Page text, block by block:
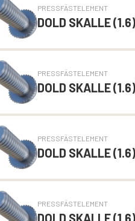
PRESSFÄSTELEMENT
DOLD SKALLE (1.6)
PRESSFÄSTELEMENT
DOLD SKALLE (1.6)
PRESSFÄSTELEMENT
DOLD SKALLE (1.6)
PRESSFÄSTELEMENT
DOLD SKALLE (1.6)